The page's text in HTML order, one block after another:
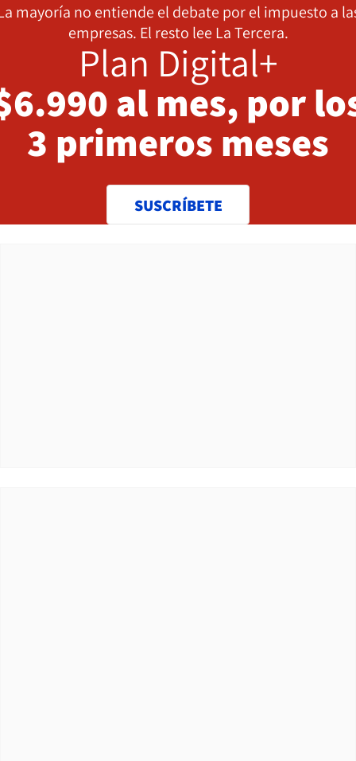
mayoría no entiende el debate por el impuesto a
empresas. El resto lee La Tercera.
Plan Digital+
al mes, por
3 primeros meses
SUSCRÍBETE